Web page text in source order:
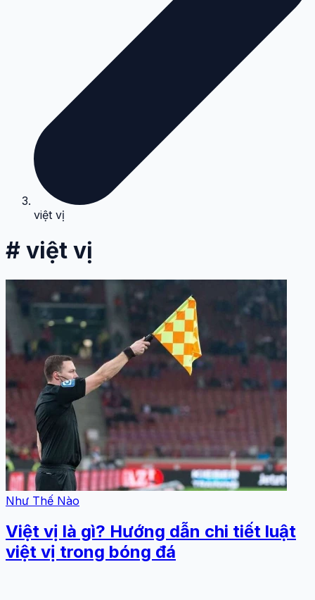
việt vị
# việt vị
Như Thế Nào
Việt vị là gì? Hướng dẫn chi tiết luật
việt vị trong bóng đá